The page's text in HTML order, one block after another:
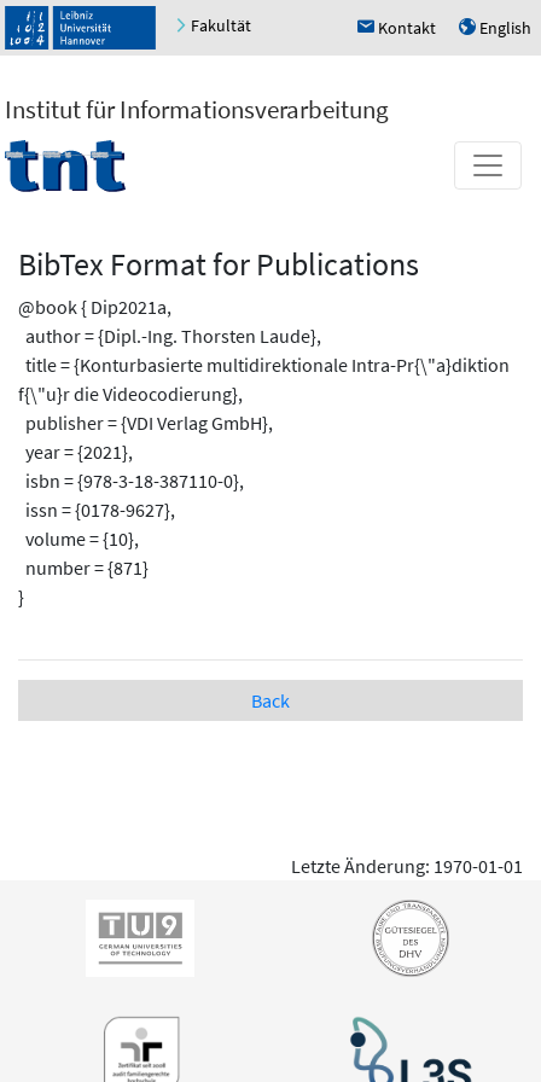
Fakultät h Kontakt u English
Institut für Informationsverarbeitung
BibTex Format for Publications
@book { Dip2021a,
author = {Dipl.-Ing. Thorsten Laude},
title = {Konturbasierte multidirektionale Intra-Pr{\"a}diktion
f{\"u}r die Videocodierung},
publisher = {VDI Verlag GmbH},
year = {2021},
isbn = {978-3-18-387110-0},
issn = {0178-9627},
volume = {10},
number = {871}
}
Back
Letzte Änderung: 1970-01-01